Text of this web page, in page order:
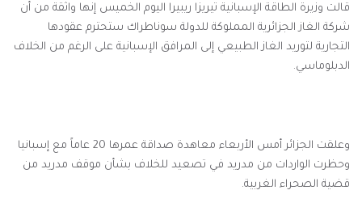
قالت وزيرة الطاقة الإسبانية تيريزا ريبيرا اليوم الخميس إنها واثقة من أن
شركة الغاز الجزائرية المملوكة للدولة سوناطراك ستحترم عقودها
التجارية لتوريد الغاز الطبيعي إلى المرافق الإسبانية على الرغم من الخلاف
الدبلوماسي.
وعلقت الجزائر أمس الأربعاء معاهدة صداقة عمرها 20 عاماً مع إسبانيا
وحظرت الواردات من مدريد في تصعيد للخلاف بشأن موقف مدريد من
قضية الصحراء الغربية.